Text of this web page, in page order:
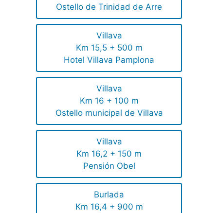
Ostello de Trinidad de Arre
Villava
Km 15,5 + 500 m
Hotel Villava Pamplona
Villava
Km 16 + 100 m
Ostello municipal de Villava
Villava
Km 16,2 + 150 m
Pensión Obel
Burlada
Km 16,4 + 900 m